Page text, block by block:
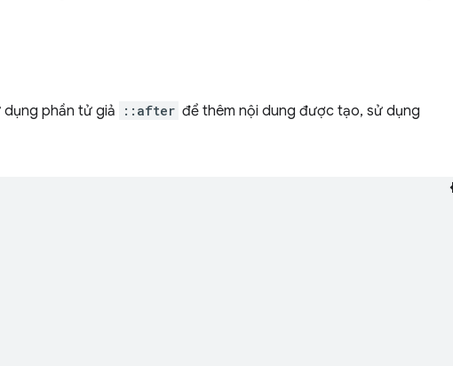
phần tử giả ::after để thêm nội dung được tạo, sử dụng